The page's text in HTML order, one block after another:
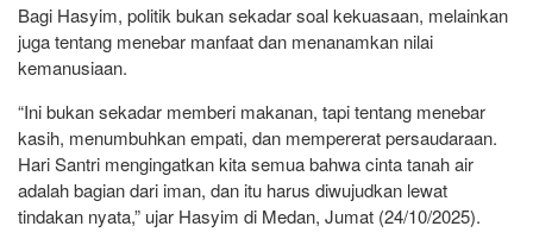
Bagi Hasyim, politik bukan sekadar soal kekuasaan, melainkan
juga tentang menebar manfaat dan menanamkan nilai
kemanusiaan.
“Ini bukan sekadar memberi makanan, tapi tentang menebar
kasih, menumbuhkan empati, dan mempererat persaudaraan.
Hari Santri mengingatkan kita semua bahwa cinta tanah air
adalah bagian dari iman, dan itu harus diwujudkan lewat
tindakan nyata,” ujar Hasyim di Medan, Jumat (24/10/2025).